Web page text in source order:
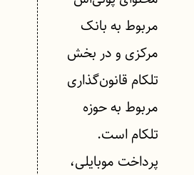
مربوط به بانک
مرکزی و در بخش
تلکام قانون‌گذاری
مربوط به حوزه
تلکام است.
پرداخت موبایلی،